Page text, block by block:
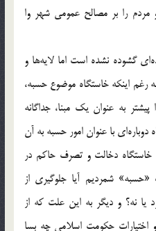
را بر مصالح عمومی شهر وا
گشوده نشده است اما لايه‌ها و
رغم اينکه خاستگاه موضوع حسبه،
به عنوان يک مبنا، جداگانه
با عنوان امور حسبه به آن
دخالت و تصرف حاکم در
شمرديم آيا جلوگيری از
يا نه؟ و ديگر به اين علت که از
حکومت اسلامی چه بسا